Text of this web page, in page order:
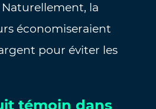
la
économiseraient
pour éviter les
témoin dans